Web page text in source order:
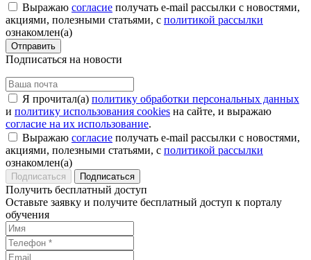
Выражаю согласие получать e-mail рассылки с новостями,
акциями, полезными статьями, с политикой рассылки
ознакомлен(а)
Отправить
Подписаться на новости
Я прочитал(а) политику обработки персональных данных
и политику использования cookies на сайте, и выражаю
согласие на их использование.
Выражаю согласие получать e-mail рассылки с новостями,
акциями, полезными статьями, с политикой рассылки
ознакомлен(а)
Подписаться
Получить бесплатный доступ
Оставьте заявку и получите бесплатный доступ к порталу
обучения